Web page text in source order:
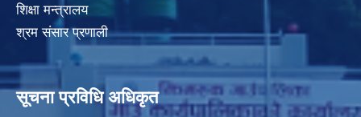
शिक्षा मन्त्रालय
श्रम संसार प्रणाली
सूचना प्रविधि अधिकृत